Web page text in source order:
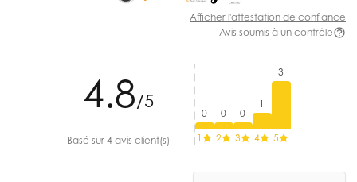
Afficher l'attestation de confiance
Avis soumis à un contrôle
4.8/5
Basé sur 4 avis client(s)
0
1
0
2
0
3
1
4
3
5